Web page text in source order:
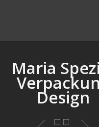
Hit enter to search or ESC to close
Maria
Design